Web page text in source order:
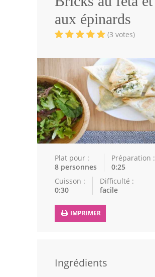
Volailles
Cuisines Orientales
Recettes marocaine
Cuisine Algérienne
Cuisine Tunisienne
Cuisine Juive
Cuisine Libanaise
Astuces de cuisine
Fêtes Religieuses
aux épinards
(3 votes)
Plat pour :
8 personnes
Préparation :
0:25
Cuisson :
0:30
Difficulté :
facile
IMPRIMER
Ingrédients